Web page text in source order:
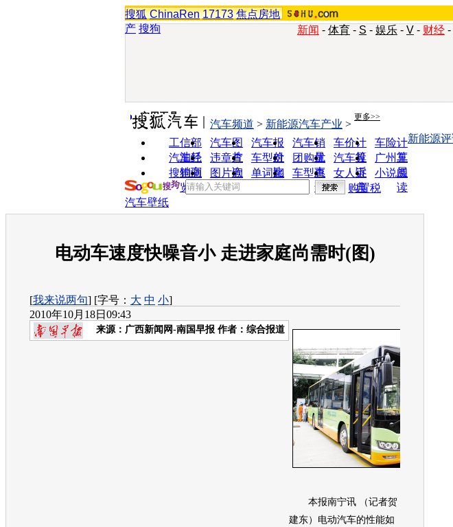
搜狐 ChinaRen 17173 焦点房地
产 搜狗 新闻 - 体育 - S - 娱乐 - V - 财经 -
实用工具 更多>>
工信部
油耗
汽车图
片
汽车报
价
汽车销
量
车价计
算
车险计
算
汽车经
销商
违章查
询
车型对
比
团购优
惠
汽车投
诉
广州车
展
搜狗浏
览器
图片欣
赏
单词翻
车型查
询
女人宝
典
小说阅
读
汽车频道 > 新能源汽车产业 >
新能源
购置税
汽车壁纸
电动车速度快噪音小 走进家庭尚需时(图)
[我来说两句] [字号： 大 中 小]
2010年10月18日09:43
来源： 广西新闻网-南国早报 作者：综合报道
本报南宁讯 （记者贺
建东）电动汽车的性能如